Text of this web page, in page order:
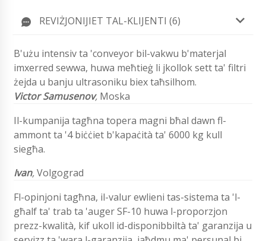
REVIŻJONIJIET TAL-KLIJENTI (6)
B'użu intensiv ta 'conveyor bil-vakwu b'materjal
imxerred sewwa, huwa meħtieġ li jkollok sett ta' filtri
żejda u banju ultrasoniku biex taħsilhom.
Victor Samusenov, Moska
Il-kumpanija tagħna topera magni bħal dawn fl-
ammont ta '4 biċċiet b'kapaċità ta' 6000 kg kull
siegħa.
Ivan,Volgograd
Fl-opinjoni tagħna, il-valur ewlieni tas-sistema ta 'l-
għalf ta' trab ta 'auger SF-10 huwa l-proporzjon
prezz-kwalità, kif ukoll id-disponibbiltà ta' garanzija u